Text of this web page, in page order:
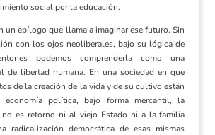
social por la educación.
un epílogo que llama a imaginar ese futuro. Sin
con los ojos neoliberales, bajo su lógica de
podemos comprenderla como una
de libertad humana. En una sociedad en que
de la creación de la vida y de su cultivo están
economía política, bajo forma mercantil, la
no es retorno ni al viejo Estado ni a la familia
radicalización democrática de esas mismas